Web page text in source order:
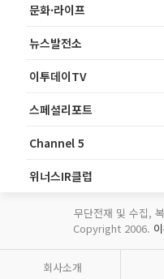
문화·라이프
뉴스발전소
이투데이TV
스페셜리포트
Channel 5
위너스IR클럽
무단전재 및 수집,
Copyright 2006.
회사소개